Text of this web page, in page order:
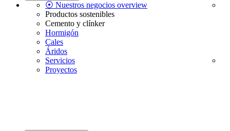
⦿ Nuestros negocios overview
Productos sostenibles
Cemento y clínker
Hormigón
Cales
Áridos
Servicios
Proyectos